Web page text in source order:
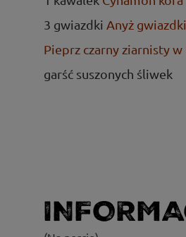
3 gwiazdki Anyż gwiazdki
Pieprz czarny ziarnisty
garść suszonych śliwek